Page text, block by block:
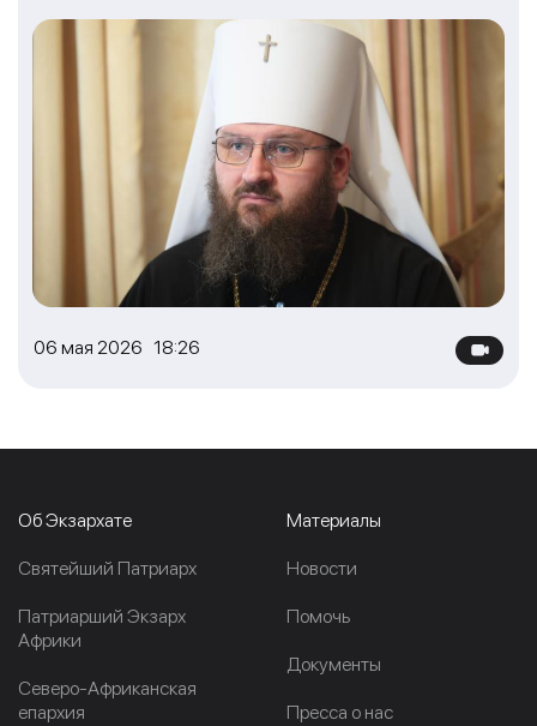
06 мая 2026 18:26
Об Экзархате
Cвятейший Патриарх
Патриарший Экзарх
Африки
Северо-Африканская
епархия
Материалы
Новости
Помочь
Документы
Пресса о нас